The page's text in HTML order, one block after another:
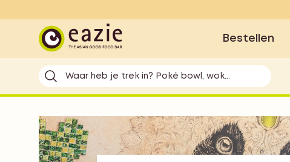
Eazie
Bestellen
Waar heb je trek in? Poké bowl, wok...